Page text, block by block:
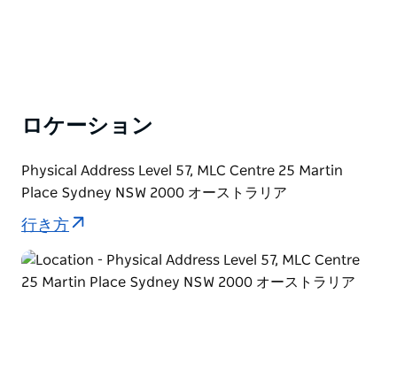
ロケーション
Physical Address Level 57, MLC Centre 25 Martin
Place Sydney NSW 2000 オーストラリア
行き方